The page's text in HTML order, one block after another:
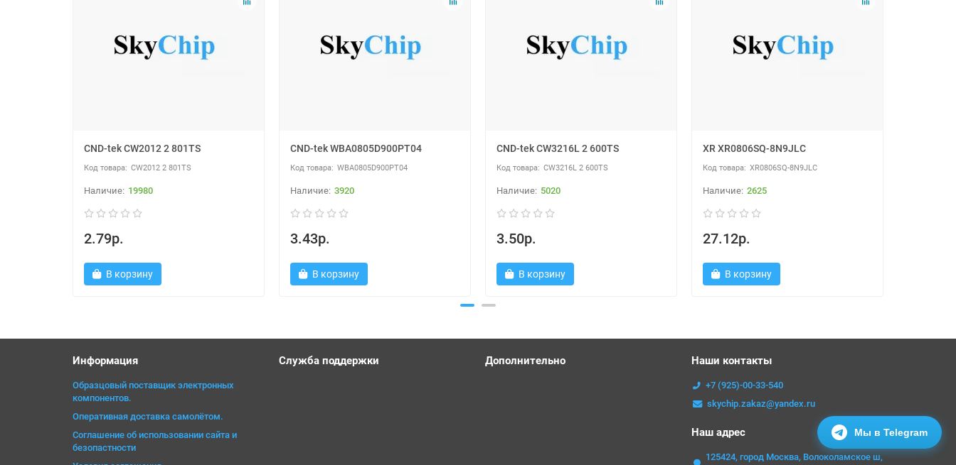
Мы в Telegram
CND-tek CW2012 2 801TS
CW2012 2 801TS
19980
2.79р.
В корзину
CND-tek WBA0805D900PT04
WBA0805D900PT04
3920
3.43р.
В корзину
CND-tek CW3216L 2 600TS
CW3216L 2 600TS
5020
3.50р.
В корзину
XR XR0806SQ-8N9JLC
XR0806SQ-8N9JLC
2625
27.12р.
В корзину
Информация
Образцовый поставщик электронных
компонентов.
Оперативная доставка самолётом.
Соглашение об использовании сайта и
безопастности
Служба поддержки Дополнительно Наши контакты
+7 (925)-00-33-540
skychip.zakaz@yandex.ru
Наш адрес
125424, город Москва, Волоколамское ш,